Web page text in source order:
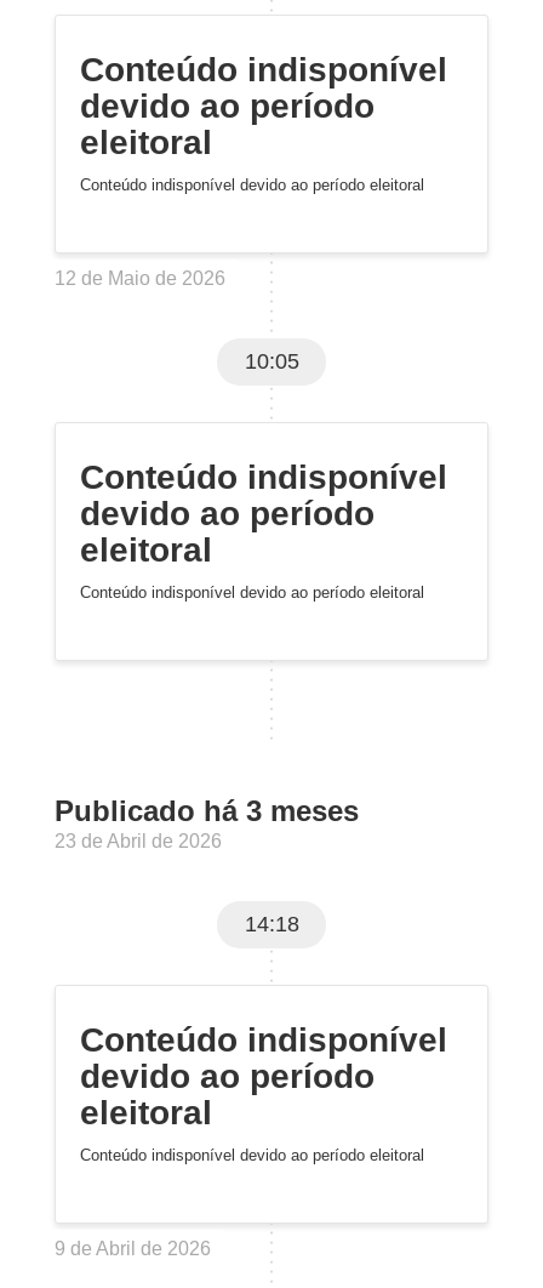
Conteúdo indisponível
devido ao período
eleitoral
Conteúdo indisponível devido ao período eleitoral
12 de Maio de 2026
10:05
Conteúdo indisponível
devido ao período
eleitoral
Conteúdo indisponível devido ao período eleitoral
Publicado há 3 meses
23 de Abril de 2026
14:18
Conteúdo indisponível
devido ao período
eleitoral
Conteúdo indisponível devido ao período eleitoral
9 de Abril de 2026